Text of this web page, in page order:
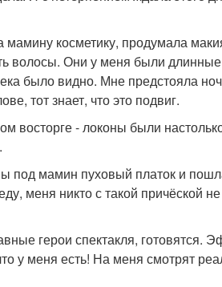
косметику, продумала
волосы. Они у меня были
было видно. Мне предстояла
тот знает, что это подвиг.
восторге - локоны были
под мамин пуховый платок и
меня никто с такой причёской не
герои спектакля, готовятся.
у меня есть! На меня смотрят